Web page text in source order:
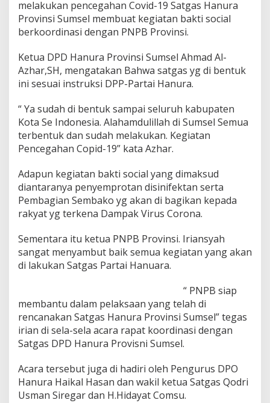
melakukan pencegahan Covid-19 Satgas Hanura
Provinsi Sumsel membuat kegiatan bakti social
berkoordinasi dengan PNPB Provinsi.
Ketua DPD Hanura Provinsi Sumsel Ahmad Al-
Azhar,SH, mengatakan Bahwa satgas yg di bentuk
ini sesuai instruksi DPP-Partai Hanura.
“ Ya sudah di bentuk sampai seluruh kabupaten
Kota Se Indonesia. Alahamdulillah di Sumsel Semua
terbentuk dan sudah melakukan. Kegiatan
Pencegahan Copid-19” kata Azhar.
Adapun kegiatan bakti social yang dimaksud
diantaranya penyemprotan disinifektan serta
Pembagian Sembako yg akan di bagikan kepada
rakyat yg terkena Dampak Virus Corona.
Sementara itu ketua PNPB Provinsi. Iriansyah
sangat menyambut baik semua kegiatan yang akan
di lakukan Satgas Partai Hanuara.
“ PNPB siap
membantu dalam pelaksaan yang telah di
rencanakan Satgas Hanura Provinsi Sumsel” tegas
irian di sela-sela acara rapat koordinasi dengan
Satgas DPD Hanura Provisni Sumsel.
Acara tersebut juga di hadiri oleh Pengurus DPO
Hanura Haikal Hasan dan wakil ketua Satgas Qodri
Usman Siregar dan H.Hidayat Comsu.